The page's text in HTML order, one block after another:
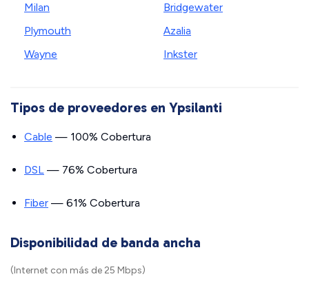
Milan
Plymouth
Wayne
Bridgewater
Azalia
Inkster
Tipos de proveedores en Ypsilanti
Cable — 100% Cobertura
DSL — 76% Cobertura
Fiber — 61% Cobertura
Disponibilidad de banda ancha
(Internet con más de 25 Mbps)